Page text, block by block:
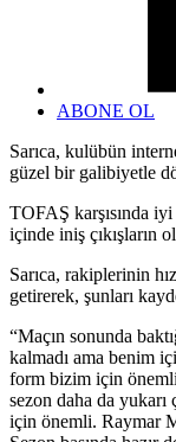
ABONE OL
Sarıca, kulübün
güzel bir galibiyetle
TOFAŞ karşısında iyi
içinde iniş çıkışların
Sarıca, rakiplerinin
getirerek, şunları
“Maçın sonunda
kalmadı ama benim
form bizim için
sezon daha da
için önemli. Raymar